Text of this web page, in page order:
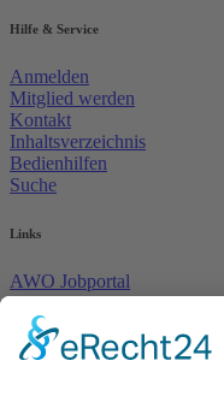
Hilfe & Service
Anmelden
Mitglied werden
Kontakt
Inhaltsverzeichnis
Bedienhilfen
Suche
Links
AWO Jobportal
AWO Ehrenamt Portal
AWO
AWO Bundesverband